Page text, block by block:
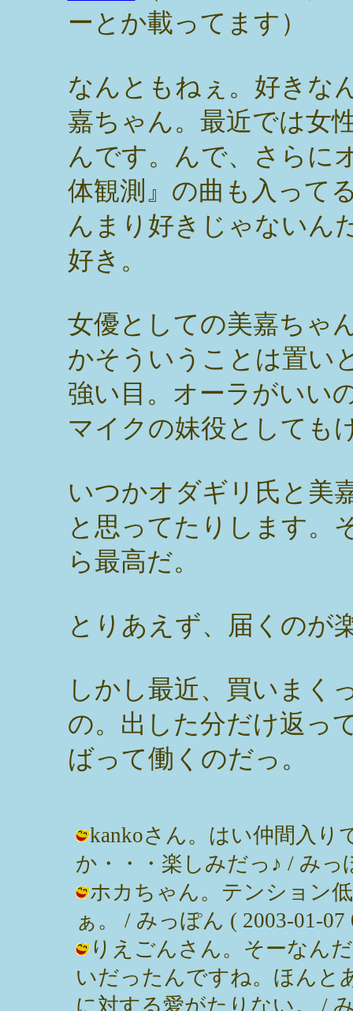
ーとか載ってます）
なんともねぇ。好きな
嘉ちゃん。最近では女
んです。んで、さらに
体観測』の曲も入って
んまり好きじゃないん
好き。
女優としての美嘉ちゃ
かそういうことは置い
強い目。オーラがいい
マイクの妹役としても
いつかオダギリ氏と美
と思ってたりします。
ら最高だ。
とりあえず、届くのが
しかし最近、買いまく
の。出した分だけ返っ
ばって働くのだっ。
kankoさん。はい仲間入り
か・・・楽しみだっ♪ / みっ
ホカちゃん。テンション
ぁ。 / みっぽん ( 2003-01-07
りえごんさん。そーなん
いだったんですね。ほんと
に対する愛がたりない。 /